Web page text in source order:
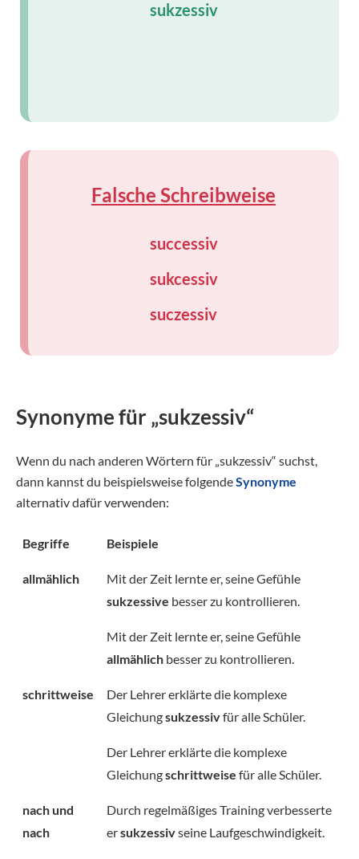
sukzessiv
Falsche Schreibweise
successiv
sukcessiv
suczessiv
Synonyme für „sukzessiv“
Wenn du nach anderen Wörtern für „sukzessiv“ suchst,
dann kannst du beispielsweise folgendeSynonyme
alternativ dafür verwenden:
Begriffe Beispiele
allmählich
Mit der Zeit lernte er, seine Gefühle
sukzessive besser zu kontrollieren.
Mit der Zeit lernte er, seine Gefühle
allmählich besser zu kontrollieren.
schrittweise
Der Lehrer erklärte die komplexe
Gleichungsukzessivfür alle Schüler.
Der Lehrer erklärte die komplexe
Gleichungschrittweise für alle Schüler.
nach und
nach
Durch regelmäßiges Training verbesserte
ersukzessivseine Laufgeschwindigkeit.